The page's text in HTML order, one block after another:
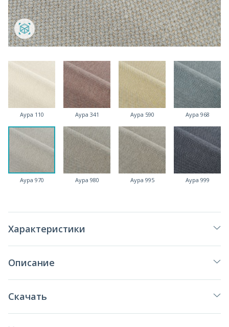
Аура 110 Аура 341 Аура 590 Аура 968
Аура 970 Аура 980 Аура 995 Аура 999
Характеристики
Описание
Скачать